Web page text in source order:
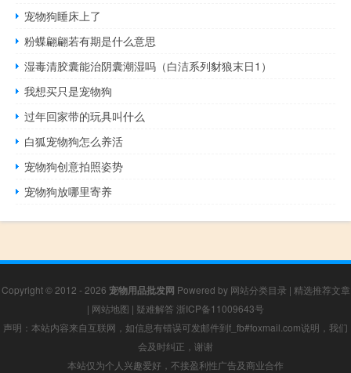
宠物狗睡床上了
粉蝶翩翩若有期是什么意思
湿毒清胶囊能治阴囊潮湿吗（白洁系列豺狼末日1）
我想买只是宠物狗
过年回家带的玩具叫什么
白狐宠物狗怎么养活
宠物狗创意拍照姿势
宠物狗放哪里寄养
Copyright © 2012 - 2026 宠物用品批发网 Powered by 网站分类目录 | 精选推荐文章
| 网站地图 | 疑难解答 浙ICP备11009643号
声明：本站内容来自互联网，如信息有错误可发邮件到f_fb#foxmail.com说明，我们
会及时纠正，谢谢
本站仅为个人兴趣爱好，不接盈利性广告及商业合作